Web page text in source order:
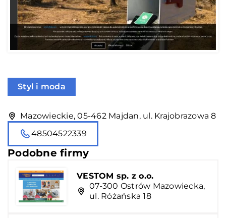
Styl i moda
Mazowieckie, 05-462 Majdan, ul. Krajobrazowa 8
48504522339
Podobne firmy
VESTOM sp. z o.o.
07-300 Ostrów Mazowiecka,
ul. Różańska 18